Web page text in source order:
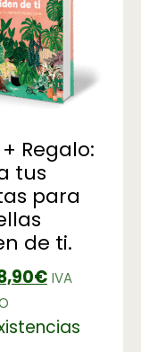
Regalo:
tus
para
de ti.
€ IVA